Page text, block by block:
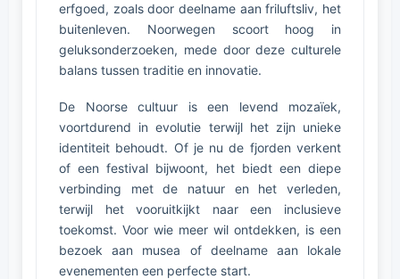
erfgoed, zoals door deelname aan friluftsliv, het
buitenleven. Noorwegen scoort hoog in
geluksonderzoeken, mede door deze culturele
balans tussen traditie en innovatie.
De Noorse cultuur is een levend mozaïek,
voortdurend in evolutie terwijl het zijn unieke
identiteit behoudt. Of je nu de fjorden verkent
of een festival bijwoont, het biedt een diepe
verbinding met de natuur en het verleden,
terwijl het vooruitkijkt naar een inclusieve
toekomst. Voor wie meer wil ontdekken, is een
bezoek aan musea of deelname aan lokale
evenementen een perfecte start.